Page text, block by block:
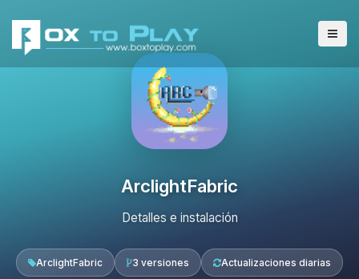
ArclightFabric
Detalles e instalación
ArclightFabric 3 versiones Actualizaciones diarias